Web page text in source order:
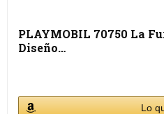
PLAYMOBIL 70750 La
Diseño…
Lo